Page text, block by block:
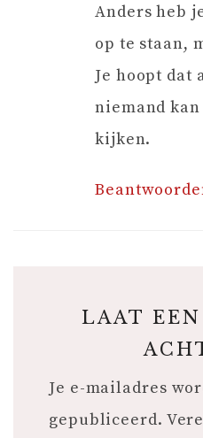
Anders heb
op te staan,
Je hoopt dat
niemand
kijken.
LAAT
Je e-mailadres
gepubliceerd.